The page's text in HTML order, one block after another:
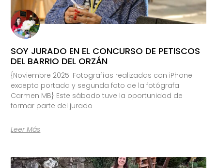
SOY JURADO EN EL CONCURSO DE PETISCOS
DEL BARRIO DEL ORZÁN
{Noviembre 2025. Fotografías realizadas con iPhone
excepto portada y segunda foto de la fotógrafa
Carmen MB} Este sábado tuve la oportunidad de
formar parte del jurado
Leer Más